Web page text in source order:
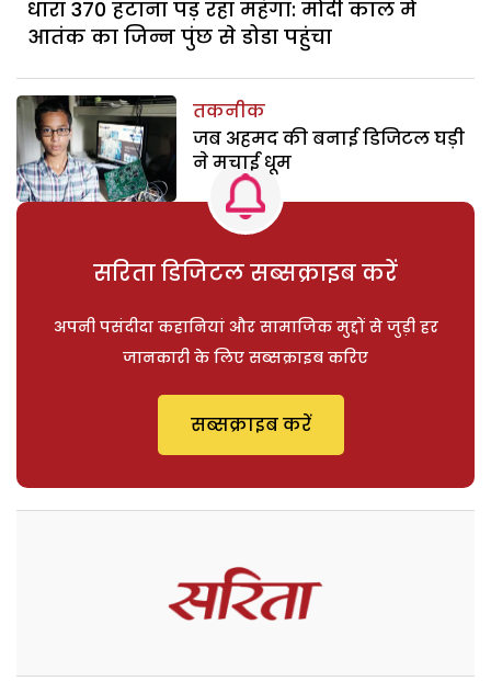
धारा 370 हटाना पड़ रहा महंगा: मोदी काल में
आतंक का जिन्न पुंछ से डोडा पहुंचा
तकनीक
जब अहमद की बनाई डिजिटल घड़ी
ने मचाई धूम
सरिता डिजिटल सब्सक्राइब करें
अपनी पसंदीदा कहानियां और सामाजिक मुद्दों से जुड़ी हर
जानकारी के लिए सब्सक्राइब करिए
सब्सक्राइब करें